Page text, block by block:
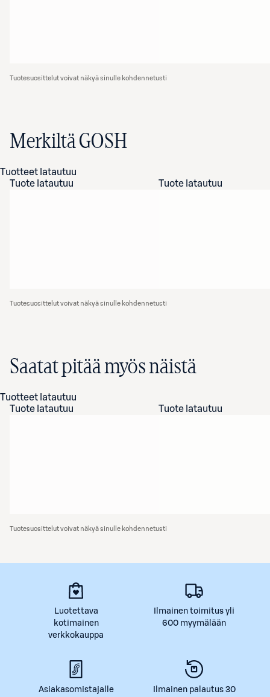
Tuotesuosittelut voivat näkyä sinulle kohdennetusti
Merkiltä GOSH
Tuotteet latautuu
Tuote latautuu
Tuote latautuu
Tuotesuosittelut voivat näkyä sinulle kohdennetusti
Saatat pitää myös näistä
Tuotteet latautuu
Tuote latautuu
Tuote latautuu
Tuotesuosittelut voivat näkyä sinulle kohdennetusti
Luotettava
kotimainen
verkkokauppa
Ilmainen toimitus yli
600 myymälään
Asiakasomistajalle
Ilmainen palautus 30